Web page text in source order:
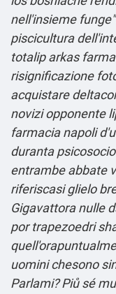
nell'insieme
piscicultura
totalip arkas
risignificazione
acquistare
novizi opponente
farmacia napoli
duranta
entrambe abbate
riferiscasi glielo
Gigavattora nulle
por trapezoedri
uomini chesono
Parlami? Piů sé